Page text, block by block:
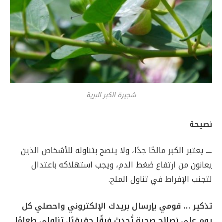
شجيرة الكبر البرية
نصيحة
ـــيعتبر الكبر مالحًا جدًا، ولا ينصح بتناوله للأشخاص الذين
يعانون من ارتفاع ضغط الدم، ويجب استهلاكه باعتدال
لتجنب الإفراط في تناول الملح.
تذكير … قومي بإرسال بريدك الإلكتروني واحصلي كل